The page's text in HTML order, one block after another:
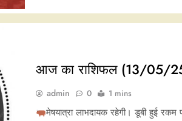
आज का राशिफल (13/05/
admin 0 1 mins
मेषयात्रा लाभदायक रहेगी। डूबी हुई